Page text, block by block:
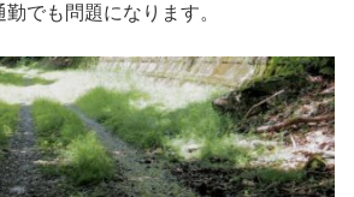
でも問題になります。